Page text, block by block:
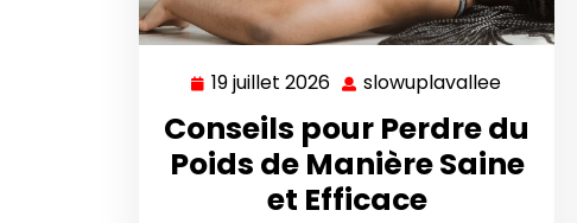
19 juillet 2026 19
2026
slowuplavallee
Conseils pour Perdre du
Poids de Manière Saine
et Efficace